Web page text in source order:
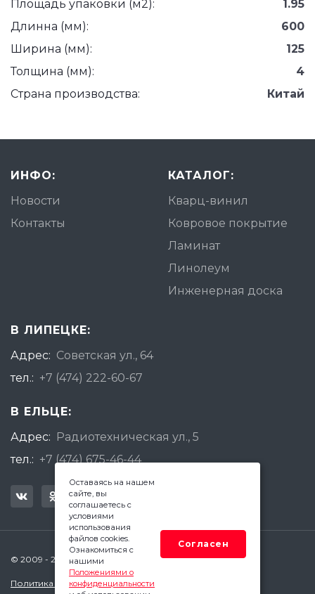
Площадь упаковки (м2):
1.95
Длинна (мм):
600
Ширина (мм):
125
Толщина (мм):
4
Страна производства:
Китай
ИНФО:
Новости
Контакты
КАТАЛОГ:
Кварц-винил
Ковровое покрытие
Ламинат
Линолеум
Инженерная доска
В ЛИПЕЦКЕ:
Адрес: Советская ул., 64
тел.: +7 (474) 222-60-67
В ЕЛЬЦЕ:
Адрес: Радиотехническая ул., 5
тел.: +7 (474) 675-46-44
© 2009 - 2026 Квадратный Метр - Липецк
Политика конфиденциальности
Оставаясь на нашем
сайте, вы
соглашаетесь с
условиями
использования
файлов cookies.
Ознакомиться с
нашими
Положениями о
конфиденциальности
Согласен